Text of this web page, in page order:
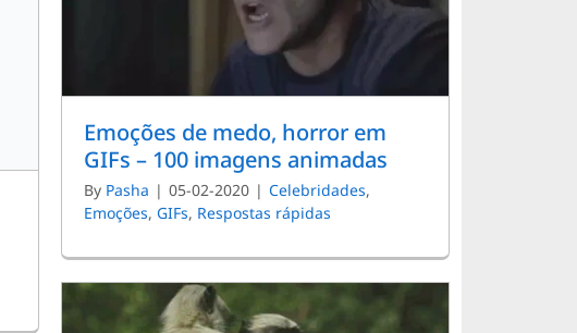
Emoções de medo, horror em
GIFs – 100 imagens animadas
By Pasha | 05-02-2020 | Celebridades,
Emoções, GIFs, Respostas rápidas